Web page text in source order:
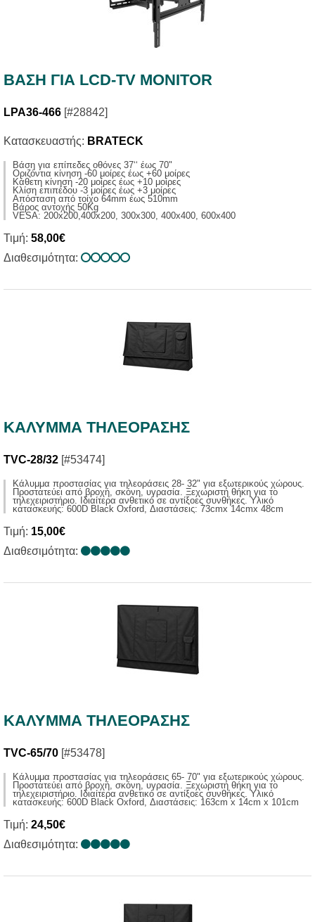
ΒΑΣΗ ΓΙΑ LCD-TV MONITOR
LPA36-466 [#28842]
Κατασκευαστής: BRATECK
Βάση για επίπεδες οθόνες 37‘‘ έως 70"
Οριζόντια κίνηση -60 μοίρες έως +60 μοίρες
Κάθετη κίνηση -20 μοίρες έως +10 μοίρες
Κλίση επιπέδου -3 μοίρες έως +3 μοίρες
Απόσταση από τοίχο 64mm έως 510mm
Βάρος αντοχής 50Kg
VESA: 200x200,400x200, 300x300, 400x400, 600x400
Τιμή: 58,00€
Διαθεσιμότητα:
ΚΑΛΥΜΜΑ ΤΗΛΕΟΡΑΣΗΣ
TVC-28/32 [#53474]
Kάλυμμα προστασίας για τηλεοράσεις 28- 32" για εξωτερικούς χώρους.
Προστατεύει από βροχή, σκόνη, υγρασία. Ξεχωριστή θήκη για το
τηλεχειριστήριο. Ιδιαίτερα ανθετικό σε αντίξοες συνθήκες. Υλικό
κατασκευής: 600D Black Oxford, Διαστάσεις: 73cmx 14cmx 48cm
Τιμή: 15,00€
Διαθεσιμότητα:
ΚΑΛΥΜΜΑ ΤΗΛΕΟΡΑΣΗΣ
TVC-65/70 [#53478]
Kάλυμμα προστασίας για τηλεοράσεις 65- 70" για εξωτερικούς χώρους.
Προστατεύει από βροχή, σκόνη, υγρασία. Ξεχωριστή θήκη για το
τηλεχειριστήριο. Ιδιαίτερα ανθετικό σε αντίξοες συνθήκες. Υλικό
κατασκευής: 600D Black Oxford, Διαστάσεις: 163cm x 14cm x 101cm
Τιμή: 24,50€
Διαθεσιμότητα: